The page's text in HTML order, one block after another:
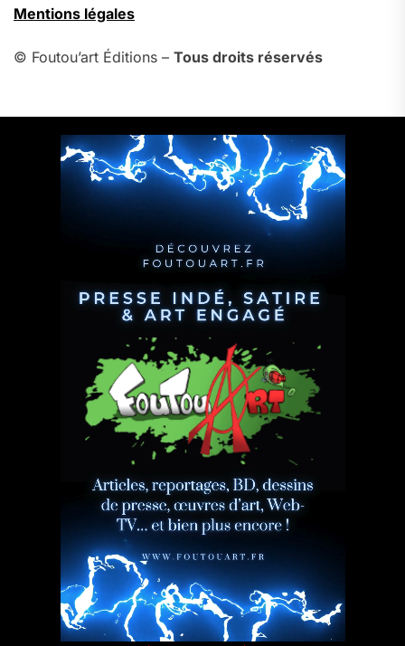
Mentions légales
© Foutou’art Éditions – Tous droits réservés